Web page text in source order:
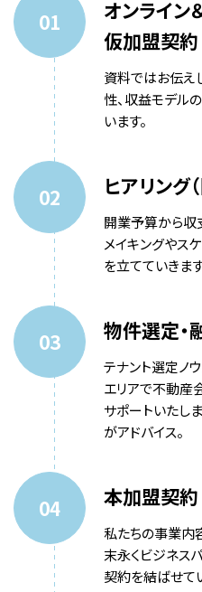
オンライン
仮加盟契約
資料ではお伝え
性、収益モデル
います。
ヒアリング
開業予算から収
メイキングやス
を立てていきます
物件選定・
テナント選定ノ
エリアで不動産
サポートいたし
がアドバイス。
本加盟契約
私たちの事業内
末永くビジネス
契約を結ばせて